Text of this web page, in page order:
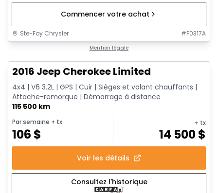
Commencer votre achat
Ste-Foy Chrysler #F0317A
Mention légale
2016 Jeep Cherokee Limited
4x4 | V6 3.2L | GPS | Cuir | Sièges et volant chauffants |
Attache-remorque | Démarrage à distance
115 500 km
Par semaine + tx
106 $
+ tx
14 500$
Voir les détails
Consultez l'historique